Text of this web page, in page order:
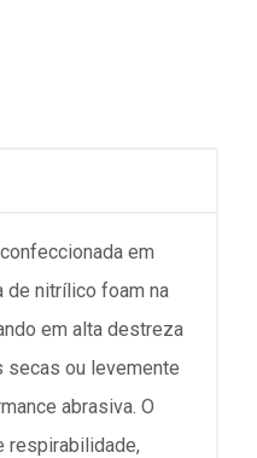
em
de nitrílico foam na
em alta destreza
secas ou levemente
abrasiva. O
respirabilidade,